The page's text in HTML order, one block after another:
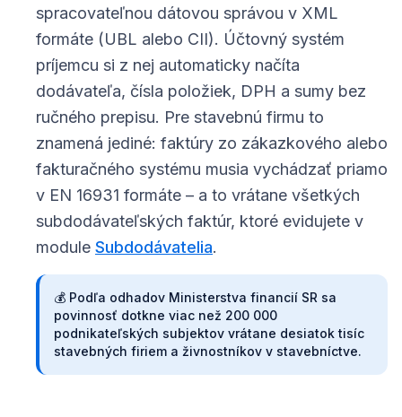
spracovateľnou dátovou správou v XML
formáte (UBL alebo CII). Účtovný systém
príjemcu si z nej automaticky načíta
dodávateľa, čísla položiek, DPH a sumy bez
ručného prepisu. Pre stavebnú firmu to
znamená jediné: faktúry zo zákazkového alebo
fakturačného systému musia vychádzať priamo
v EN 16931 formáte – a to vrátane všetkých
subdodávateľských faktúr, ktoré evidujete v
module Subdodávatelia.
💰 Podľa odhadov Ministerstva financií SR sa
povinnosť dotkne viac než 200 000
podnikateľských subjektov vrátane desiatok tisíc
stavebných firiem a živnostníkov v stavebníctve.